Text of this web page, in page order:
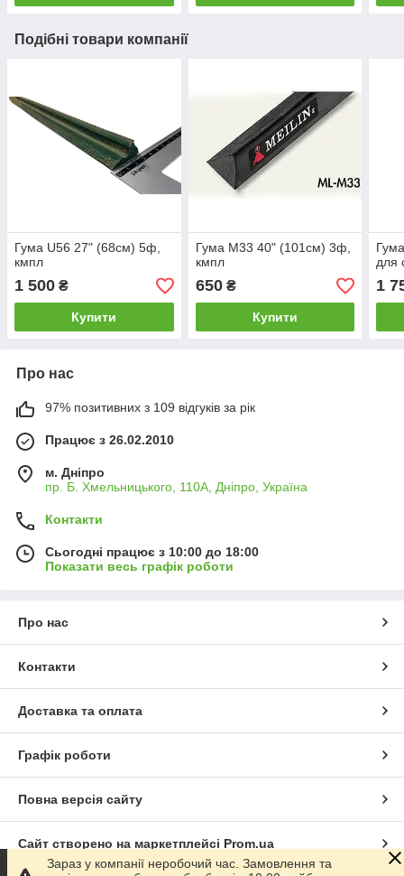
Подібні товари компанії
Гума U56 27" (68см) 5ф,
кмпл
1 500 ₴
Купити
Гума М33 40" (101см) 3ф,
кмпл
650₴
Купити
для
1
Про нас
97% позитивних з 109 відгуків за рік
Працює з 26.02.2010
м. Дніпро
пр. Б. Хмельницького, 110А, Дніпро, Україна
Контакти
Сьогодні працює з 10:00 до 18:00
Показати весь графік роботи
Про нас
Контакти
Доставка та оплата
Графік роботи
Повна версія сайту
Сайт створено на маркетплейсі Prom.ua
Зараз у компанії неробочий час. Замовлення та